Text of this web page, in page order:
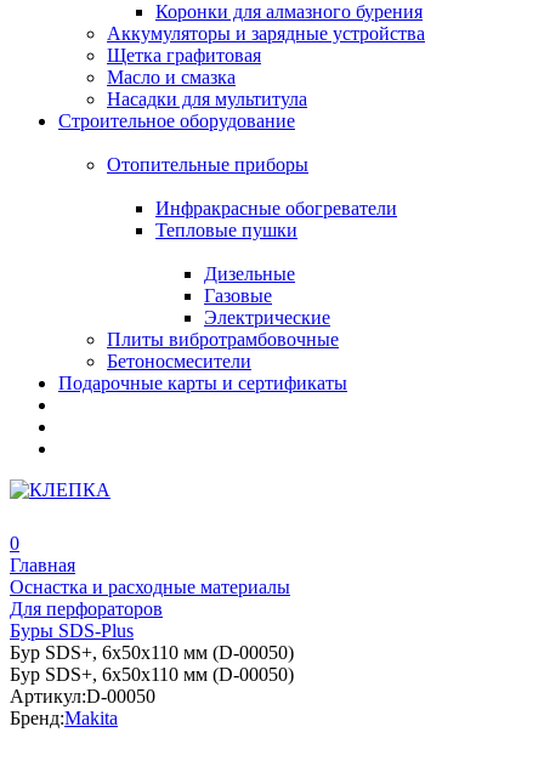
Коронки для алмазного бурения
Аккумуляторы и зарядные устройства
Щетка графитовая
Масло и смазка
Насадки для мультитула
Строительное оборудование
Отопительные приборы
Инфракрасные обогреватели
Тепловые пушки
Дизельные
Газовые
Электрические
Плиты вибротрамбовочные
Бетоносмесители
Подарочные карты и сертификаты
0
Главная
Оснастка и расходные материалы
Для перфораторов
Буры SDS-Plus
Бур SDS+, 6х50х110 мм (D-00050)
Бур SDS+, 6х50х110 мм (D-00050)
Артикул:D-00050
Бренд:Makita